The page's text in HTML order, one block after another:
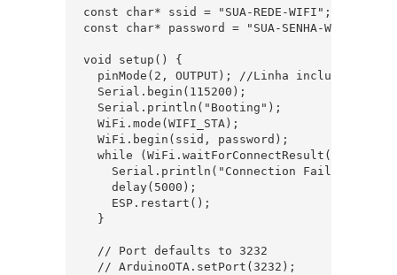
const char* ssid = "SUA-REDE-WIFI";
const char* password = "SUA-SENHA-WIFI-
void setup() {
  pinMode(2, OUTPUT); //Linha incluida
  Serial.begin(115200);
  Serial.println("Booting");
  WiFi.mode(WIFI_STA);
  WiFi.begin(ssid, password);
while (WiFi.waitForConnectResult() !=
Serial.println("Connection Failed!
    delay(5000);
    ESP.restart();
  }
  // Port defaults to 3232
  // ArduinoOTA.setPort(3232);